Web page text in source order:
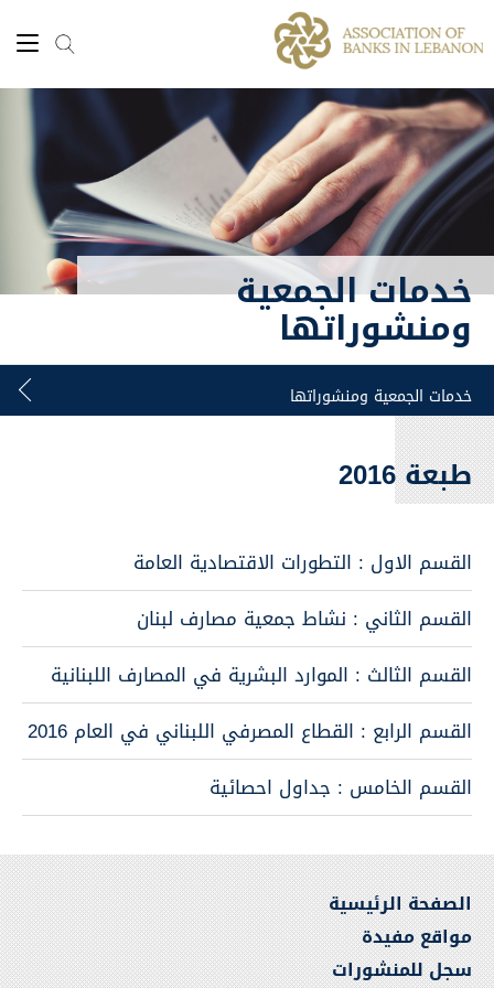
خدمات الجمعية
ومنشوراتها
طبعة 2016
القسم الاول : التطورات الاقتصادية العامة
القسم الثاني : نشاط جمعية مصارف لبنان
القسم الثالث : الموارد البشرية في المصارف اللبنانية
القسم الرابع : القطاع المصرفي اللبناني في العام 2016
القسم الخامس : جداول احصائية
الصفحة الرئيسية
مواقع مفيدة
سجل للمنشورات